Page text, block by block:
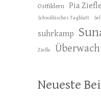
Ostfildern Pia Ziefle
Schwäbisches Tagblatt
suhrkamp
Ziefle
Neueste